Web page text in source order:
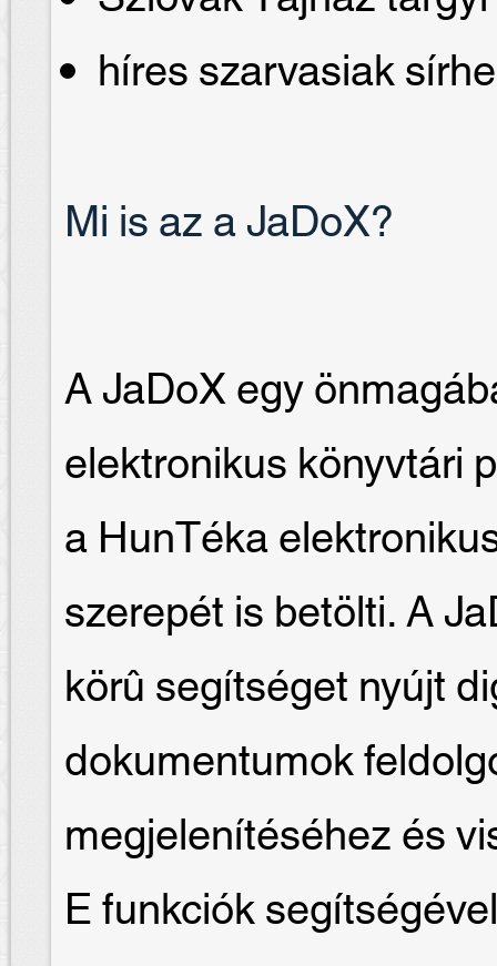
híres szarvasiak
Mi is az a JaDoX?
A JaDoX egy
elektronikus könyvtári
a HunTéka
szerepét is betölti. A
körû segítséget nyújt
dokumentumok
megjelenítéséhez és
E funkciók